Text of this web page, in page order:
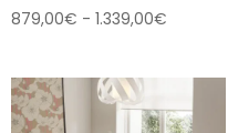
879,00€ - 1.339,00€
879,00€